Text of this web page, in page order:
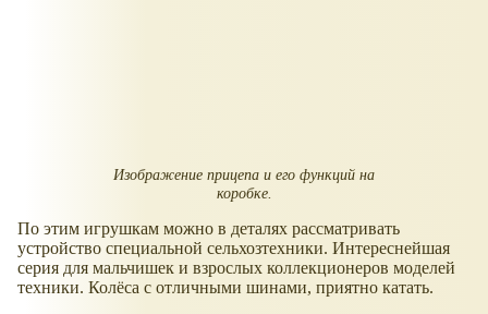
Изображение прицепа и его функций на
коробке.
По этим игрушкам можно в деталях рассматривать
устройство специальной сельхозтехники. Интереснейшая
серия для мальчишек и взрослых коллекционеров моделей
техники. Колёса с отличными шинами, приятно катать.